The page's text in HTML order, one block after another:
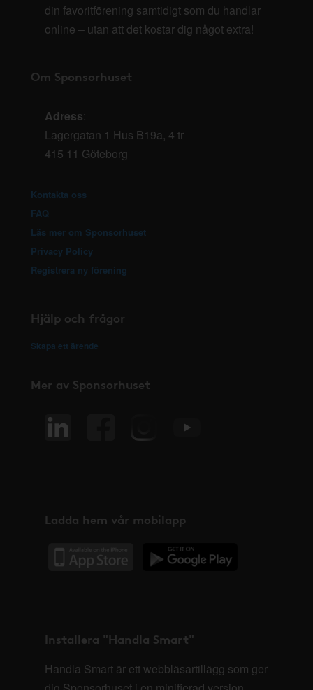
din favoritförening samtidigt som du handlar
online – utan att det kostar dig något extra!
Om Sponsorhuset
Adress:
Lagergatan 1 Hus B19a, 4 tr
415 11 Göteborg
Kontakta oss
FAQ
Läs mer om Sponsorhuset
Privacy Policy
Registrera ny förening
Hjälp och frågor
Skapa ett ärende
Mer av Sponsorhuset
Ladda hem vår mobilapp
Installera "Handla Smart"
Handla Smart är ett webbläsartillägg som ger